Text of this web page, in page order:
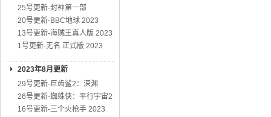
25号更新-封神第一部
20号更新-BBC地球 2023
13号更新-海贼王真人版 2023
1号更新-无名 正式版 2023
2023年8月更新
29号更新-巨齿鲨2：深渊
26号更新-蜘蛛侠：平行宇宙2
16号更新-三个火枪手 2023